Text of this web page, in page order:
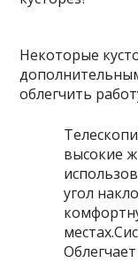
Некоторые
облегчить
высокие
угол